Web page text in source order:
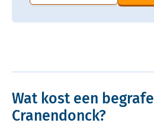
Wat kost een
Cranendonck?